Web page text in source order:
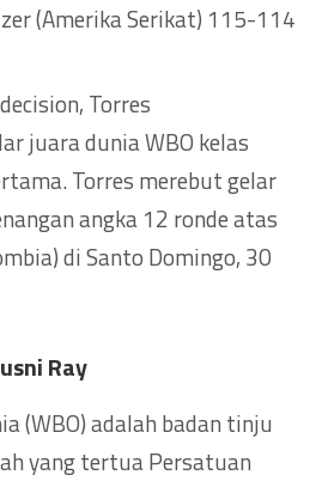
(Amerika Serikat) 115-114
Torres
juara dunia WBO kelas
Torres merebut gelar
angka 12 ronde atas
di Santo Domingo, 30
Ray
(WBO) adalah badan tinju
yang tertua Persatuan